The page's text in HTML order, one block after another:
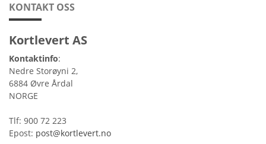
KONTAKT OSS
Kortlevert AS
Kontaktinfo:
Nedre Storøyni 2,
6884 Øvre Årdal
NORGE
Tlf: 900 72 223
Epost: post@kortlevert.no